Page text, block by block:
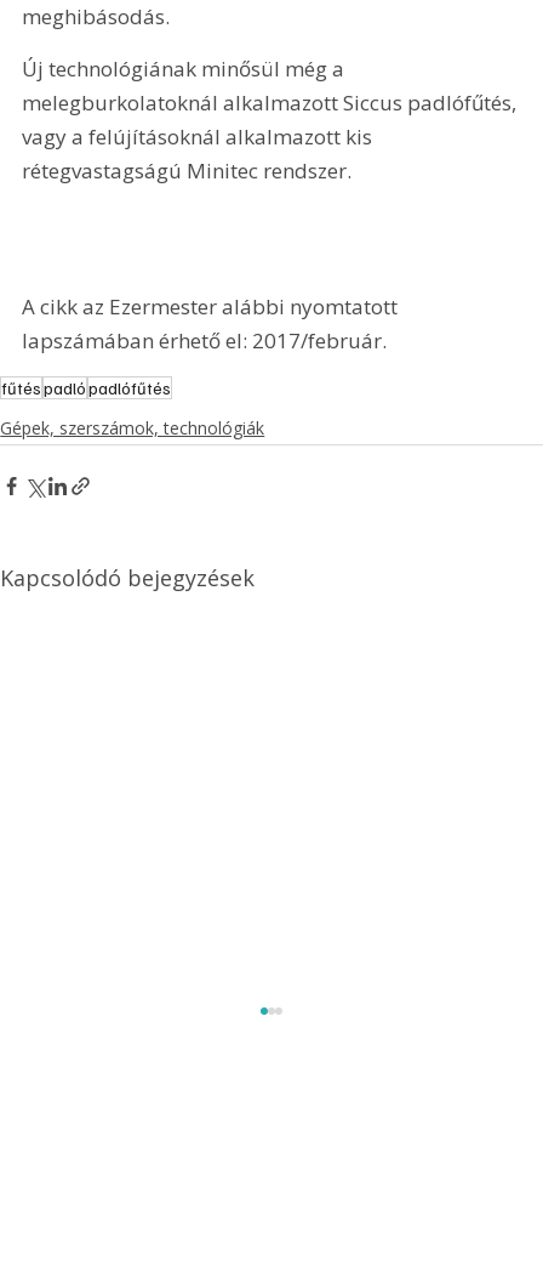
meghibásodás.
Új technológiának minősül még a
melegburkolatoknál alkalmazott Siccus padlófűtés,
vagy a felújításoknál alkalmazott kis
rétegvastagságú Minitec rendszer.
A cikk az Ezermester alábbi nyomtatott
lapszámában érhető el: 2017/február.
fűtéspadlópadlófűtés
Gépek, szerszámok, technológiák
Kapcsolódó bejegyzések